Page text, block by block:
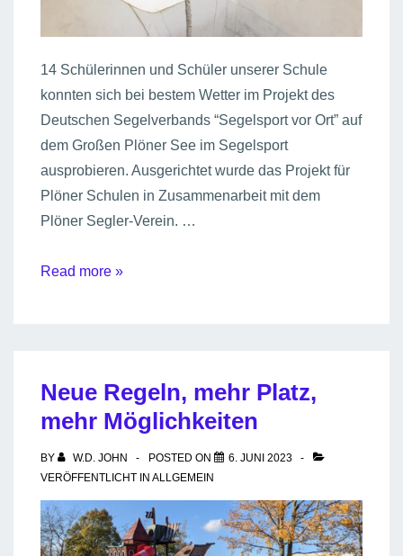
14 Schülerinnen und Schüler unserer Schule
konnten sich bei bestem Wetter im Projekt des
Deutschen Segelverbands “Segelsport vor Ort” auf
dem Großen Plöner See im Segelsport
ausprobieren. Ausgerichtet wurde das Projekt für
Plöner Schulen in Zusammenarbeit mit dem
Plöner Segler-Verein. …
Interessierte
5.
und
Klassen
nehmen
an
Segelprojekt
Read more »
Neue Regeln, mehr Platz,
mehr Möglichkeiten
BY W.D. JOHN POSTED ON
6. JUNI 2023
VERÖFFENTLICHT IN ALLGEMEIN